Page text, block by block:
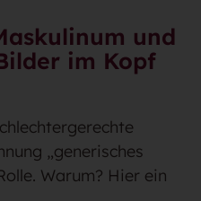
und
im Kopf
„generisches
Warum? Hier ein